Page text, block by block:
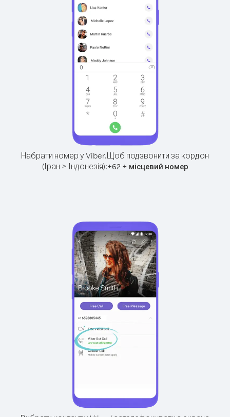
Набрати номер у Viber.Щоб подзвонити за кордон
(Іран > Індонезія):+62+ місцевий номер